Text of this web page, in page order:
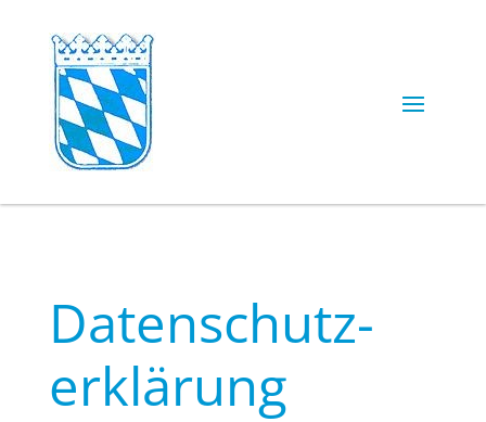
Datenschutz­
erklärung